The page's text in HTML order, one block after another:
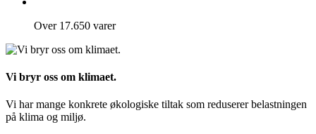
Over 17.650 varer
Vi bryr oss om klimaet.
Vi har mange konkrete økologiske tiltak som reduserer belastningen
på klima og miljø.